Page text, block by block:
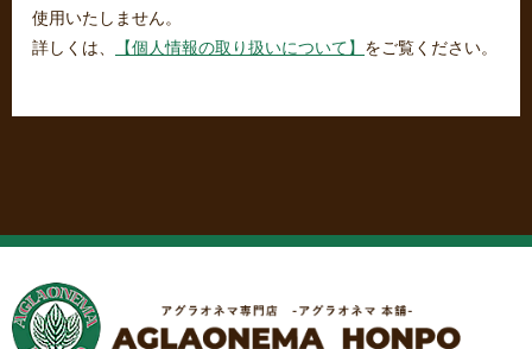
使用いたしません。
詳しくは、
【個人情報の取り扱いについて】 をご覧ください。